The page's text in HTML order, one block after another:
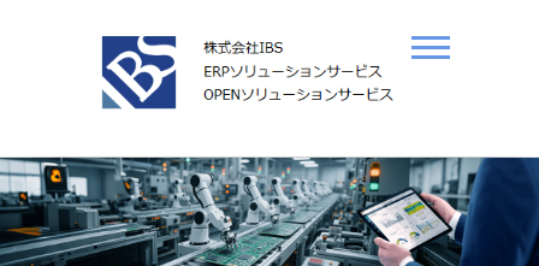
c
o
n
t